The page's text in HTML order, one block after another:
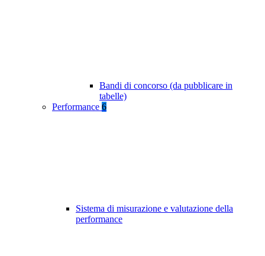
Bandi di concorso (da pubblicare in
tabelle)
Performance 6
Sistema di misurazione e valutazione della
performance